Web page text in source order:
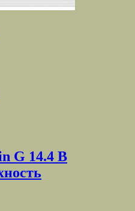
G 14.4 B